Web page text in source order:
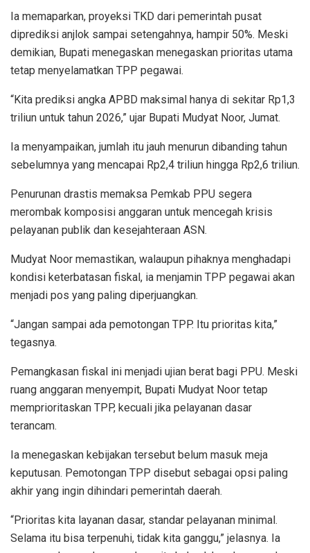
Ia memaparkan, proyeksi TKD dari pemerintah pusat
diprediksi anjlok sampai setengahnya, hampir 50%. Meski
demikian, Bupati menegaskan menegaskan prioritas utama
tetap menyelamatkan TPP pegawai.
“Kita prediksi angka APBD maksimal hanya di sekitar Rp1,3
triliun untuk tahun 2026,” ujar Bupati Mudyat Noor, Jumat.
Ia menyampaikan, jumlah itu jauh menurun dibanding tahun
sebelumnya yang mencapai Rp2,4 triliun hingga Rp2,6 triliun.
Penurunan drastis memaksa Pemkab PPU segera
merombak komposisi anggaran untuk mencegah krisis
pelayanan publik dan kesejahteraan ASN.
Mudyat Noor memastikan, walaupun pihaknya menghadapi
kondisi keterbatasan fiskal, ia menjamin TPP pegawai akan
menjadi pos yang paling diperjuangkan.
“Jangan sampai ada pemotongan TPP. Itu prioritas kita,”
tegasnya.
Pemangkasan fiskal ini menjadi ujian berat bagi PPU. Meski
ruang anggaran menyempit, Bupati Mudyat Noor tetap
memprioritaskan TPP, kecuali jika pelayanan dasar
terancam.
Ia menegaskan kebijakan tersebut belum masuk meja
keputusan. Pemotongan TPP disebut sebagai opsi paling
akhir yang ingin dihindari pemerintah daerah.
“Prioritas kita layanan dasar, standar pelayanan minimal.
Selama itu bisa terpenuhi, tidak kita ganggu,” jelasnya. Ia